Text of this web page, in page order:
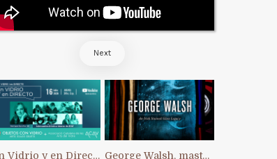
Next
En Vidrio y en Directo: primer Intercambio Artístico Interno de ACAV George Walsh, master of stained glass in Ireland